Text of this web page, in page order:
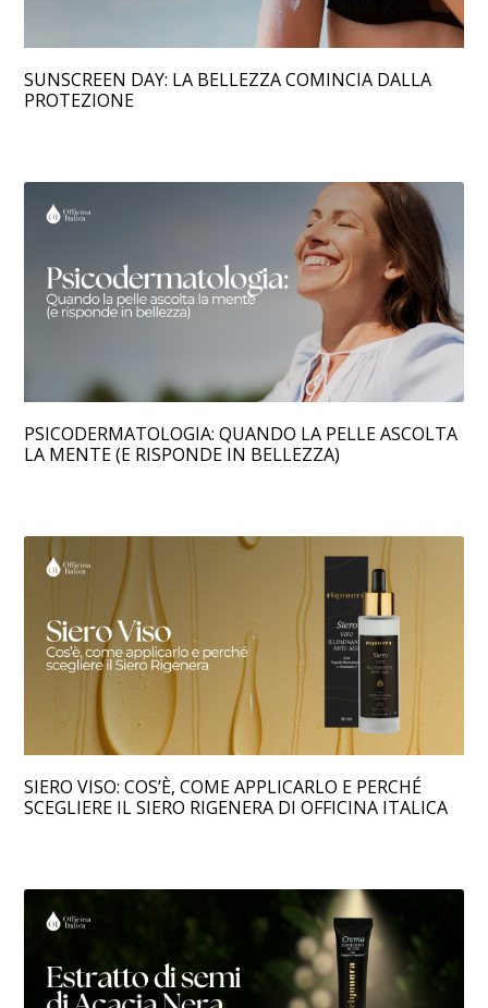
SUNSCREEN DAY: LA BELLEZZA COMINCIA DALLA
PROTEZIONE
PSICODERMATOLOGIA: QUANDO LA PELLE ASCOLTA
LA MENTE (E RISPONDE IN BELLEZZA)
SIERO VISO: COS’È, COME APPLICARLO E PERCHÉ
SCEGLIERE IL SIERO RIGENERA DI OFFICINA ITALICA